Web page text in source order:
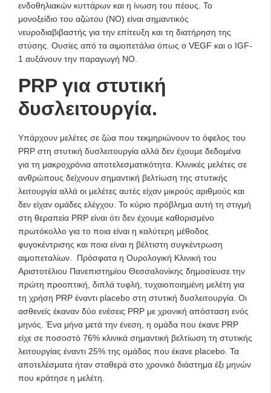
ενδοθηλιακών κυττάρων και η ίνωση του πέους. Το
μονοξείδιο του αζώτου (ΝΟ) είναι σημαντικός
νευροδιαβιβαστής για την επίτευξη και τη διατήρηση της
στύσης. Ουσίες από τα αιμοπετάλια όπως ο VEGF και ο IGF-
1 αυξάνουν την παραγωγή ΝΟ.
PRP για στυτική
δυσλειτουργία.
Υπάρχουν μελέτες σε ζώα που τεκμηριώνουν το όφελος του
PRP στη στυτική δυσλειτουργία αλλά δεν έχουμε δεδομένα
για τη μακροχρόνια αποτελεσματικότητα. Κλινικές μελέτες σε
ανθρώπους δείχνουν σημαντική βελτίωση της στυτικής
λειτουργία αλλά οι μελέτες αυτές είχαν μικρούς αριθμούς και
δεν είχαν ομάδες ελέγχου. Το κύριο πρόβλημα αυτή τη στιγμή
στη θεραπεία PRP είναι ότι δεν έχουμε καθορισμένο
πρωτόκολλο για το ποια είναι η καλύτερη μέθοδος
φυγοκέντρισης και ποια είναι η βέλτιστη συγκέντρωση
αιμοπεταλίων. Πρόσφατα η Ουρολογική Κλινική του
Αριστοτέλιου Πανεπιστημίου Θεσσαλονίκης δημοσίευσε την
πρώτη προοπτική, διπλά τυφλή, τυχαιοποιημένη μελέτη για
τη χρήση PRP έναντι placebo στη στυτική δυσλειτουργία. Οι
ασθενείς έκαναν δύο ενέσεις PRP με χρονική απόσταση ενός
μηνός. Ένα μήνα μετά την ένεση, η ομάδα που έκανε PRP
είχε σε ποσοστό 76% κλινικά σημαντική βελτίωση τη στυτικής
λειτουργίας έναντι 25% της ομάδας που έκανε placebo. Τα
αποτελέσματα ήταν σταθερά στο χρονικό διάστημα έξι μηνών
που κράτησε η μελέτη.